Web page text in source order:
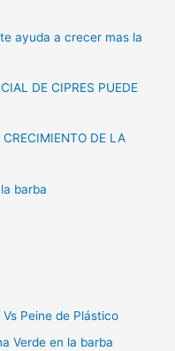
ayuda a crecer mas la
DE CIPRES PUEDE
DE LA
barba
Peine de Plástico
Verde en la barba